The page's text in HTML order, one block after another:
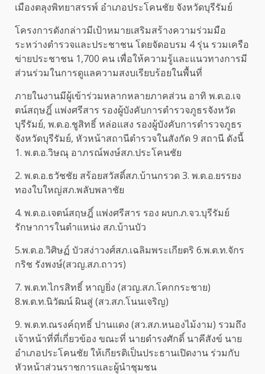
เมืองตลุงพิทยาสรรพ์ อำเภอประโคนชัย จังหวัดบุรีรัมย์
โครงการดังกล่าวมีเป้าหมายเสริมสร้างความร่วมมือ
ระหว่างตำรวจและประชาชน โดยจัดอบรม 4 รุ่น รวมเครือ
ข่ายประชาชน 1,700 คน เพื่อให้ความรู้และแนวทางการมี
ส่วนร่วมในการดูแลความสงบเรียบร้อยในพื้นที่
ภายในงานมีผู้เข้าร่วมหลากหลายภาคส่วน อาทิ พ.ต.อ.เจ
ตน์สฤษฎิ์ แพ่งศรีสาร รองผู้บังคับการตำรวจภูธรจังหวัด
บุรีรัมย์, พ.ต.อ.ชูสิทธิ์ หล่อแสง รองผู้บังคับการตำรวจภูธร
จังหวัดบุรีรัมย์, หัวหน้าสถานีตำรวจในสังกัด 9 สถานี ดังนี้
1. พ.ต.อ.วิษณุ อาภรณ์พงษ์สภ.ประโคนชัย
2. พ.ต.อ.ธวัชชัย สร้อยสวัสดิ์สภ.บ้านกรวด 3. พ.ต.อ.ยรรยง
ทองใบใหญ่สภ.พลับพลาชัย
4. พ.ต.อ.เจตน์สฤษฎิ์ แพ่งศรีสาร รอง ผบก.ภ.จว.บุรีรัมย์
รักษาการในตำแหน่ง สภ.บ้านบัว
5.พ.ต.อ.วิศิษฏ์ บัวสง่าวงศ์สภ.เฉลิมพระเกียตริ 6.พ.ต.ท.จักร
กริช รังพงษ์(สวญ.สภ.ถาวร)
7. พ.ต.ท.ไกรสิทธิ์ หาญยิ่ง (สวญ.สภ.โคกกระชาย)
8.พ.ต.ท.นิวัฒน์ ผินสู่ (สว.สภ.โนนเจริญ)
9. พ.ต.ท.ณรงค์ฤทธิ์ ปานแดง (สว.สภ.หนองไม้งาม) รวมถึง
เจ้าหน้าที่ที่เกี่ยวข้อง ขณะที่ นายดำรงศักดิ์ นาคีสังข์ นาย
อำเภอประโคนชัย ให้เกียรติเป็นประธานเปิดงาน ร่วมกับ
หัวหน้าส่วนราชการและผู้นำชุมชน